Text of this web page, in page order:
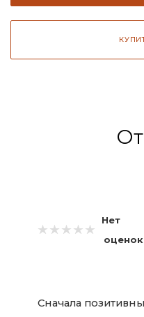
Нет
оценок
Сначала